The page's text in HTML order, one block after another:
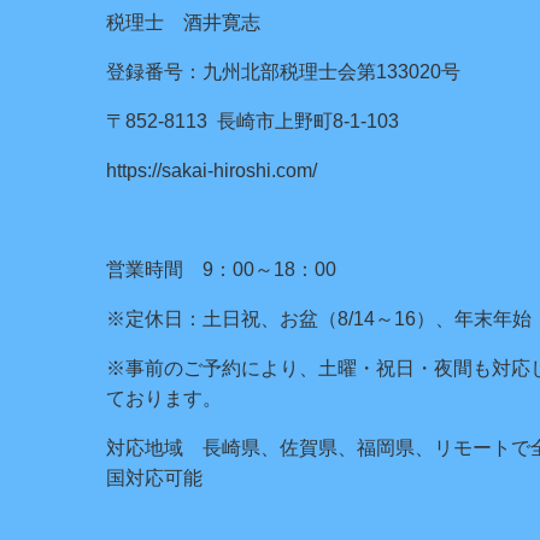
税理士 酒井寛志
登録番号：九州北部税理士会第133020号
〒852-8113 長崎市上野町8-1-103
https://sakai-hiroshi.com/
営業時間 9：00～18：00
※定休日：土日祝、お盆（8/14～16）、年末年始
※事前のご予約により、土曜・祝日・夜間も対応
ております。
対応地域 長崎県、佐賀県、福岡県、リモートで
国対応可能